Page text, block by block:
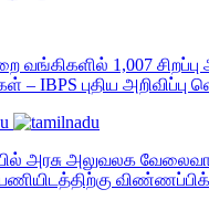
வங்கிகளில் 1,007 சிறப்பு
– IBPS புதிய அறிவிப்பு
அரசு அலுவலக
பணியிடத்திற்கு